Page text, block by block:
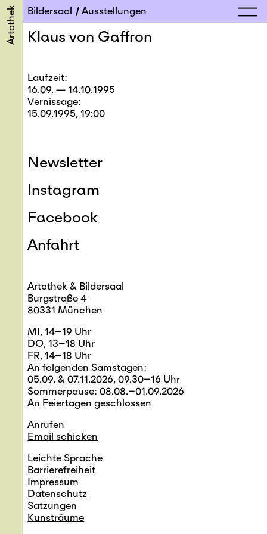
Artothek Bildersaal Ausstellungen
Klaus von Gaffron
Laufzeit
16.09. — 14.10.1995
Vernissage
15.09.1995, 19:00
Newsletter
Instagram
Facebook
Anfahrt
Artothek & Bildersaal
Burgstraße 4
80331 München
MI, 14–19 Uhr
DO, 13–18 Uhr
FR, 14–18 Uhr
An folgenden Samstagen:
05.09. & 07.11.2026, 09.30–16 Uhr
Sommerpause: 08.08.–01.09.2026
An Feiertagen geschlossen
Anrufen
Email schicken
Leichte Sprache
Barrierefreiheit
Impressum
Datenschutz
Satzungen
Kunsträume